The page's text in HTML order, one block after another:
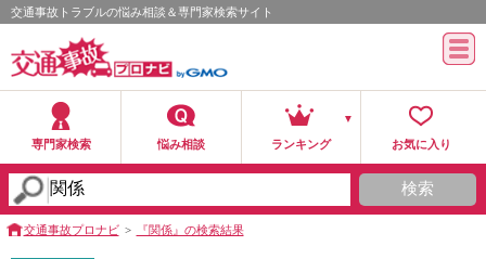
交通事故トラブルの悩み相談＆専門家検索サイト
専門家検索 悩み相談 ランキング お気に入り
検索
交通事故プロナビ 『関係』の検索結果